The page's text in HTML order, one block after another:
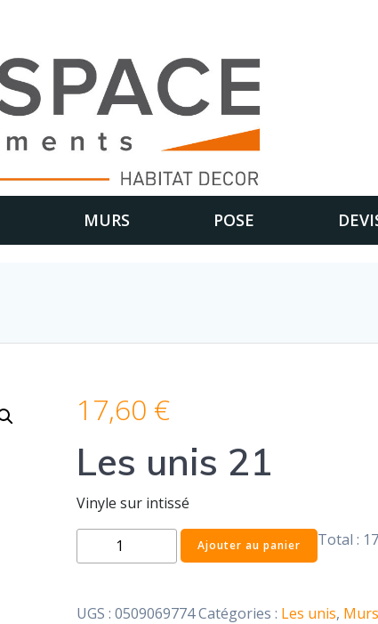
MURS POSE
17,60 €
Les unis 21
Vinyle sur intissé
quantité
de
unis
Ajouter au panier Total :
UGS : 0509069774Catégories : Les unis, Murs